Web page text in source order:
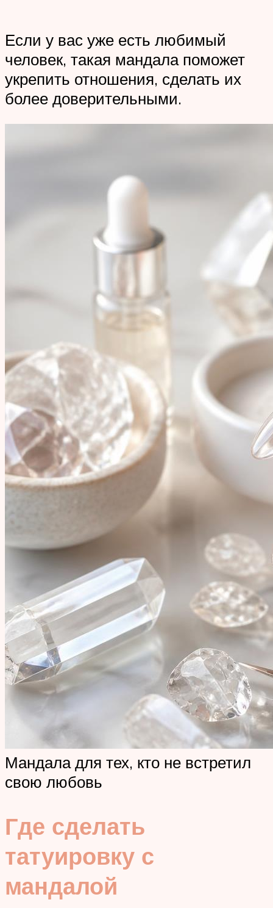
Если у вас уже есть любимый
человек, такая мандала поможет
укрепить отношения, сделать их
более доверительными.
Мандала для тех, кто не встретил
свою любовь
Где сделать
татуировку с
мандалой